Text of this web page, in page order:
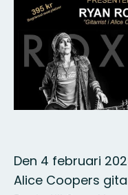
Den 4 februari
Alice Coopers